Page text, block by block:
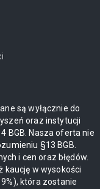
są wyłącznie do
oraz instytucji
BGB. Nasza oferta nie
§13 BGB.
i cen oraz błędów.
kaucję w wysokości
która zostanie